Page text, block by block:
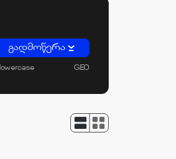
გადმოწერა
lowercase GEO